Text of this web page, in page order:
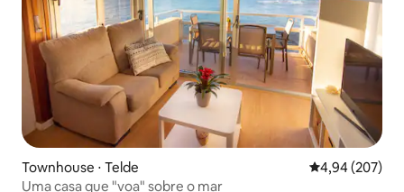
Townhouse ⋅ Telde 4,94 de uma
4,94 (207)
Uma casa que "voa" sobre o mar